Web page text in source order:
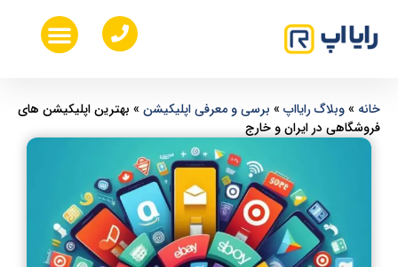
خانه »وبلاگ رایااپ » برسی و معرفی اپلیکیشن » بهترین اپلیکیشن‌ های
فروشگاهی در ایران و خارج